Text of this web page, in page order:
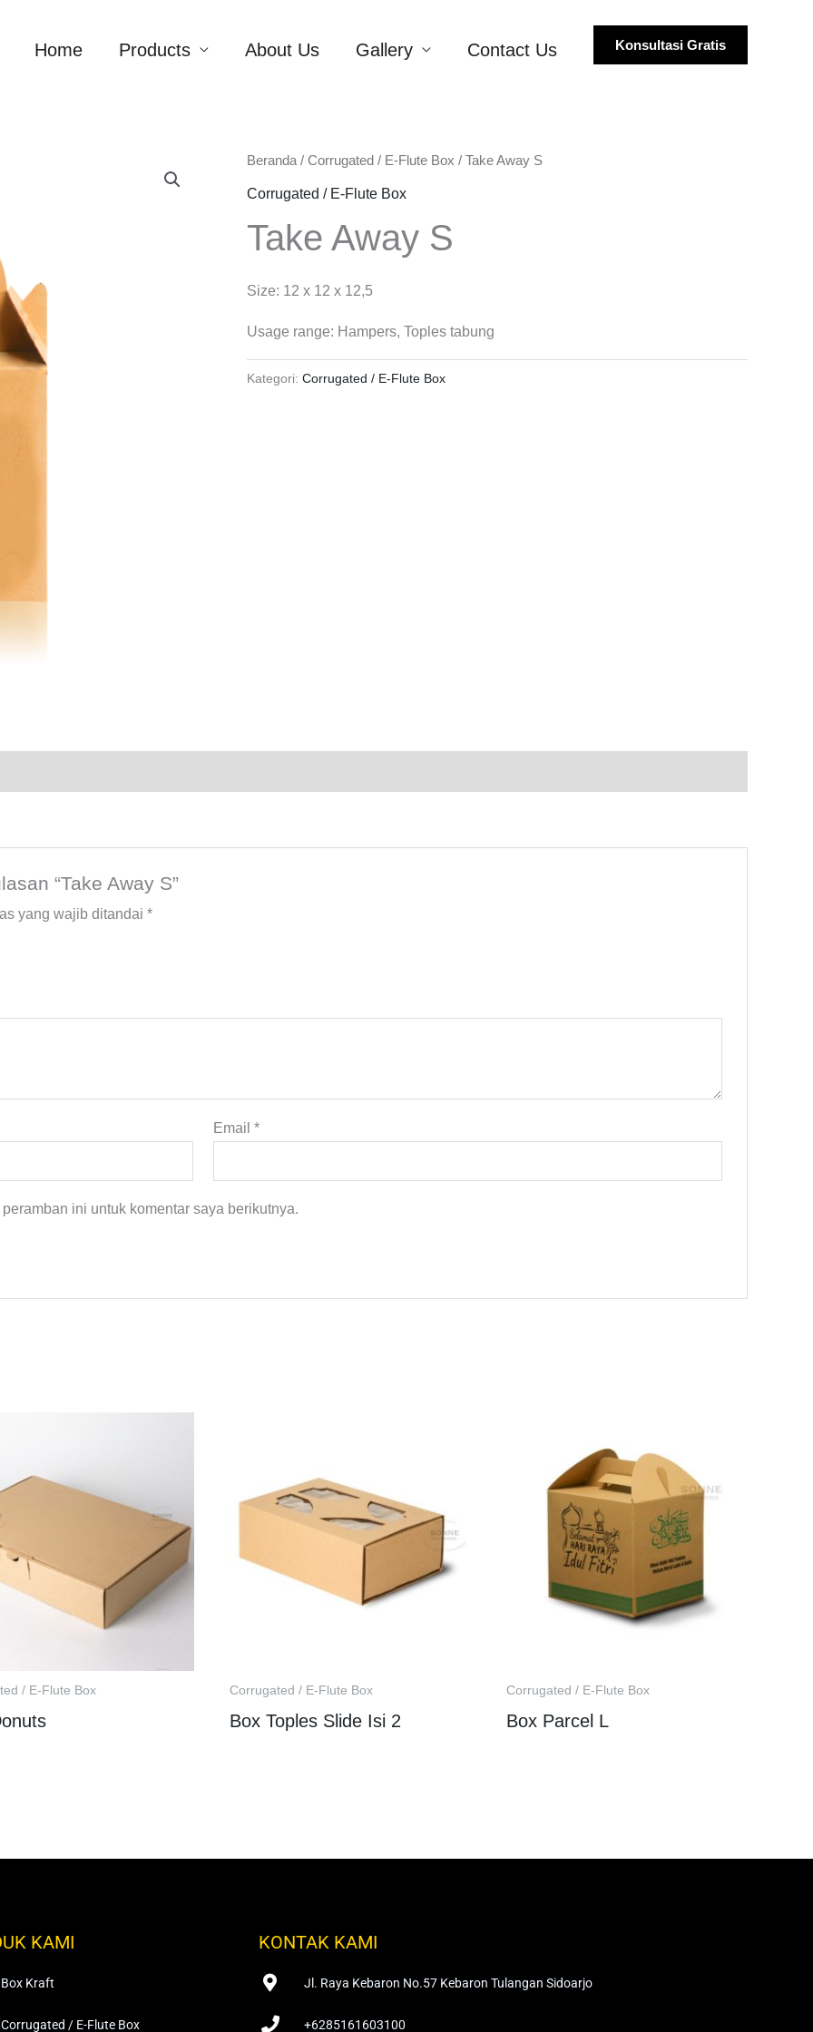
Home Products About Us Gallery Contact Us Konsultasi Gratis
Beranda / Corrugated / E-Flute Box / Take Away S
Corrugated / E-Flute Box
Take Away S
Size: 12 x 12 x 12,5
Usage range: Hampers, Toples tabung
Kategori: Corrugated / E-Flute Box
“Take Away S”
yang wajib ditandai *
Email*
ini untuk komentar saya berikutnya.
/ E-Flute Box Corrugated / E-Flute Box
Box Toples Slide Isi 2
Corrugated / E-Flute Box
Box Parcel L
KAMI
Box Kraft
Corrugated / E-Flute Box
KONTAK KAMI
Jl. Raya Kebaron No.57 Kebaron Tulangan Sidoarjo
+6285161603100